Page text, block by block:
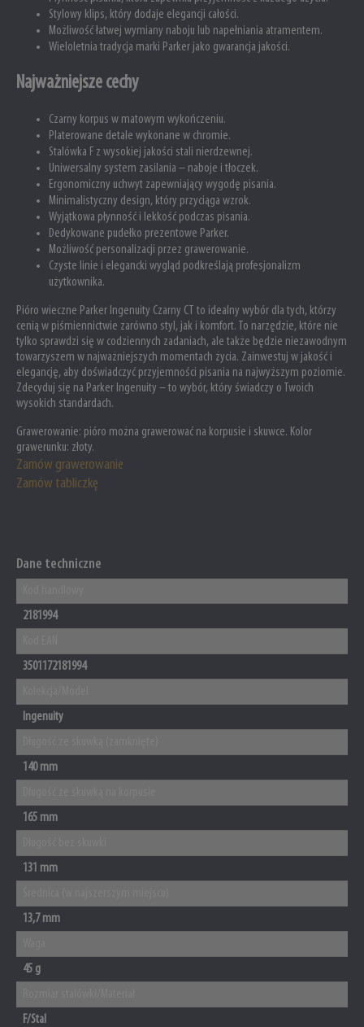
Stylowy klips, który dodaje elegancji całości.
Możliwość łatwej wymiany naboju lub napełniania atramentem.
Wieloletnia tradycja marki Parker jako gwarancja jakości.
Najważniejsze cechy
Czarny korpus w matowym wykończeniu.
Platerowane detale wykonane w chromie.
Stalówka F z wysokiej jakości stali nierdzewnej.
Uniwersalny system zasilania – naboje i tłoczek.
Ergonomiczny uchwyt zapewniający wygodę pisania.
Minimalistyczny design, który przyciąga wzrok.
Wyjątkowa płynność i lekkość podczas pisania.
Dedykowane pudełko prezentowe Parker.
Możliwość personalizacji przez grawerowanie.
Czyste linie i elegancki wygląd podkreślają profesjonalizm
użytkownika.
Pióro wieczne Parker Ingenuity Czarny CT to idealny wybór dla tych, którzy
cenią w piśmiennictwie zarówno styl, jak i komfort. To narzędzie, które nie
tylko sprawdzi się w codziennych zadaniach, ale także będzie niezawodnym
towarzyszem w najważniejszych momentach życia. Zainwestuj w jakość i
elegancję, aby doświadczyć przyjemności pisania na najwyższym poziomie.
Zdecyduj się na Parker Ingenuity – to wybór, który świadczy o Twoich
wysokich standardach.
Grawerowanie: pióro można grawerować na korpusie i skuwce. Kolor
grawerunku: złoty.
Zamów grawerowanie
Zamów tabliczkę
Dane techniczne
2181994
3501172181994
Ingenuity
140 mm
165 mm
131 mm
13,7 mm
45 g
F/Stal